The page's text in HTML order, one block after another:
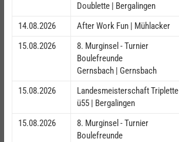
Doublette | Bergalingen
14.08.2026
After Work Fun | Mühlacker
15.08.2026
8. Murginsel - Turnier
Boulefreunde
Gernsbach | Gernsbach
15.08.2026
Landesmeisterschaft Triplette
ü55 | Bergalingen
15.08.2026
8. Murginsel - Turnier
Boulefreunde